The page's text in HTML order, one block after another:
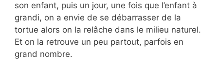
son enfant, puis un jour, une fois que l’enfant à
grandi, on a envie de se débarrasser de la
tortue alors on la relâche dans le milieu naturel.
Et on la retrouve un peu partout, parfois en
grand nombre.